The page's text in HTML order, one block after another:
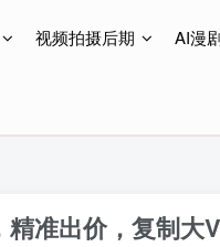
视频拍摄后期 AI漫
免费更新
准出价，复制大